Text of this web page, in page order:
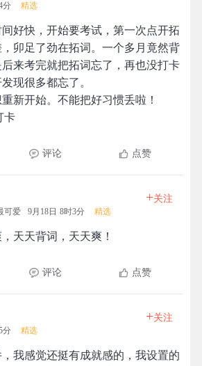
分 精选
好快，开始要考试，第一次点开拓
卯足了劲在拓词。一个多月竟然背
后来考完就把拓词忘了，再也没打卡
现很多都忘了。
新开始。不能把好习惯丢啦！
卡
评论 点赞
可爱 9月18日 8时3分 精选
+关注
天天背词，天天爽！
评论 点赞
分 精选
+关注
我感觉还挺有成就感的，我设置的